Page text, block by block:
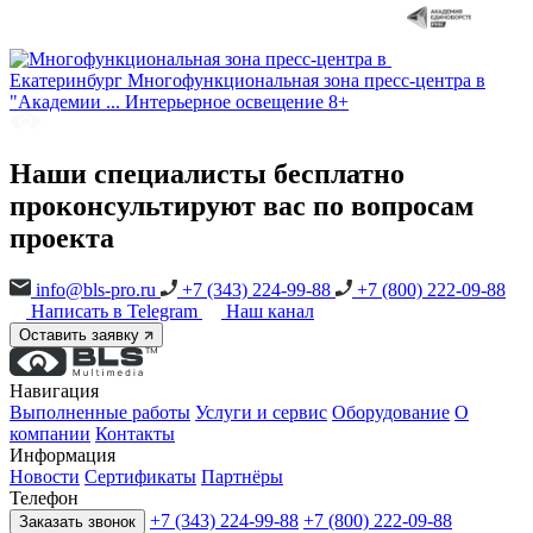
Екатеринбург Многофункциональная зона пресс-центра в
"Академии ... Интерьерное освещение 8+
Наши специалисты бесплатно
проконсультируют вас по вопросам
проекта
info@bls-pro.ru +7 (343) 224-99-88
+7 (800) 222-09-88
Написать в Telegram
Наш канал
Оставить заявку
Навигация
Выполненные работы Услуги и сервис Оборудование О
компании Контакты
Информация
Новости Сертификаты Партнёры
Телефон
Заказать звонок +7 (343) 224-99-88 +7 (800) 222-09-88